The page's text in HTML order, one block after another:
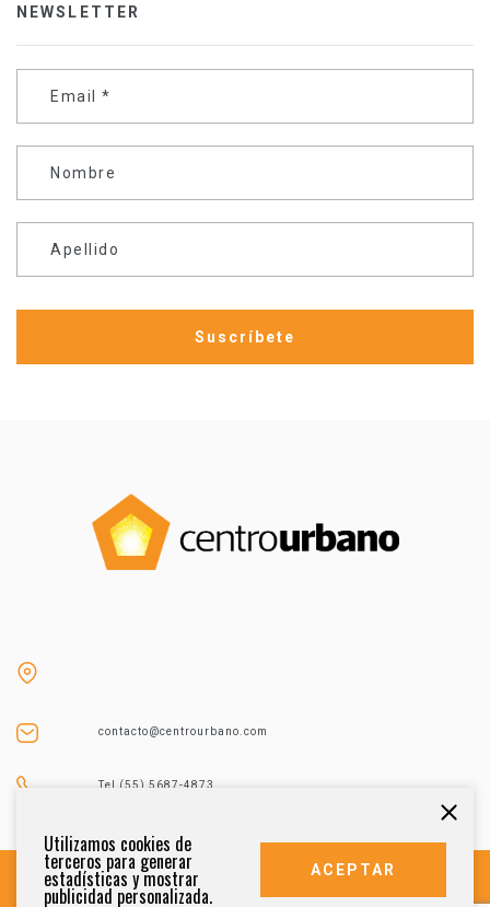
NEWSLETTER
Email *
Nombre
Apellido
contacto@centrourbano.com
Tel (55) 5687-4873
Utilizamos cookies de
terceros para generar
estadísticas y mostrar
publicidad personalizada.
ACEPTAR